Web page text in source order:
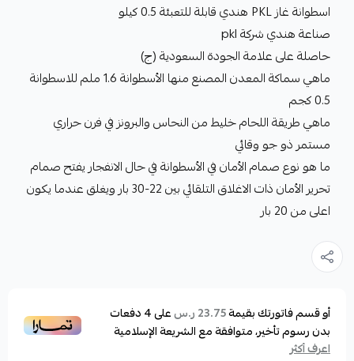
اسطوانة غاز PKL هندي قابلة للتعبئة 0.5 كيلو
صناعة هندي شركة pkl
حاصلة على علامة الجودة السعودية (ج)
ماهي سماكة المعدن المصنع منها الأسطوانة 1.6 ملم للاسطوانة
0.5 كجم
ماهي طريقة اللحام خليط من النحاس والبرونز في فرن حراري
مستمر ذو جو وقائي
ما هو نوع صمام الأمان في الأسطوانة في حال الانفجار يفتح صمام
تحرير الأمان ذات الاغلاق التلقائي بين 22-30 بار ويغلق عندما يكون
اعلى من 20 بار
أو قسم فاتورتك بقيمة23.75 ر.س على4دفعات
بدون رسوم تأخير، متوافقة مع الشريعة الإسلامية
اعرف أكثر